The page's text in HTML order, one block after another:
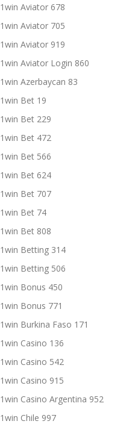
1win Aviator 678
1win Aviator 705
1win Aviator 919
1win Aviator Login 860
1win Azerbaycan 83
1win Bet 19
1win Bet 229
1win Bet 472
1win Bet 566
1win Bet 624
1win Bet 707
1win Bet 74
1win Bet 808
1win Betting 314
1win Betting 506
1win Bonus 450
1win Bonus 771
1win Burkina Faso 171
1win Casino 136
1win Casino 542
1win Casino 915
1win Casino Argentina 952
1win Chile 997